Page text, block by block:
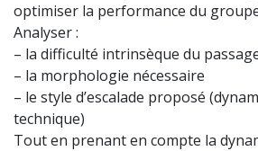
optimiser la performance du
Analyser :
– la difficulté intrinsèque du
– la morphologie nécessaire
– le style d’escalade proposé
technique)
Tout en prenant en compte la